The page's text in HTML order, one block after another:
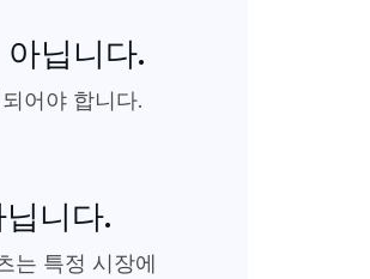
닙니다.
어야 합니다.
니다.
는 특정 시장에